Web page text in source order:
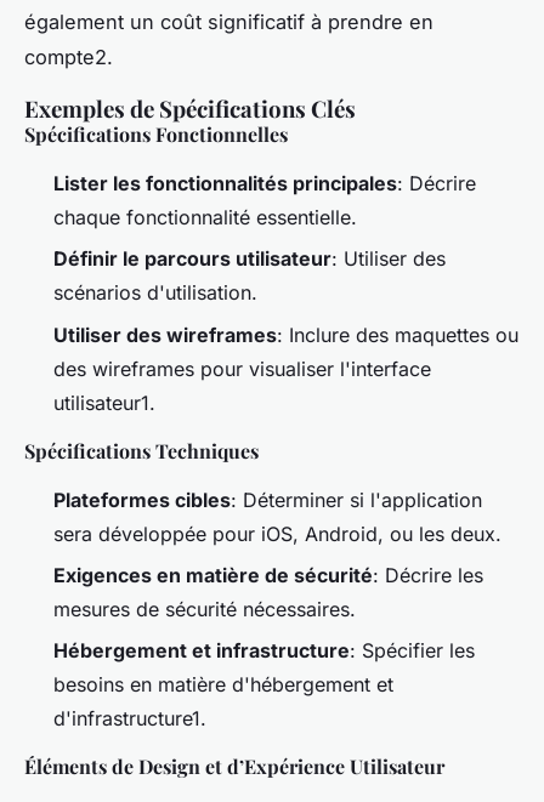
également un coût significatif à prendre en
compte2.
Exemples de Spécifications Clés
Spécifications Fonctionnelles
Lister les fonctionnalités principales: Décrire
chaque fonctionnalité essentielle.
Définir le parcours utilisateur: Utiliser des
scénarios d'utilisation.
Utiliser des wireframes: Inclure des maquettes ou
des wireframes pour visualiser l'interface
utilisateur1.
Spécifications Techniques
Plateformes cibles: Déterminer si l'application
sera développée pour iOS, Android, ou les deux.
Exigences en matière de sécurité: Décrire les
mesures de sécurité nécessaires.
Hébergement et infrastructure: Spécifier les
besoins en matière d'hébergement et
d'infrastructure1.
Éléments de Design et d’Expérience Utilisateur